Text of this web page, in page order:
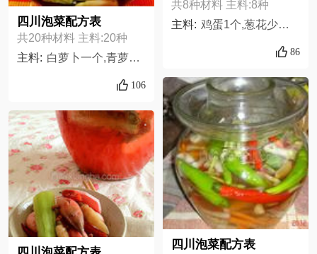
四川泡菜配方表
共20种材料 主料:20种
主料: 白萝卜一个,青萝卜一个,红皮萝卜一个,卷心菜适量,洋葱适量,红辣椒适量,长豇豆适量,嫩姜适量,盐适量,纯净水大量,八角适量,桂皮适量,花椒适量,白酒适量,瓶装野山椒半瓶,梨一个,冰糖适量,香叶少量,姜适量,蒜适量
106
共8种材料 主料:8种
主料: 鸡蛋1个,葱花少许,白米饭1碗,生抽少许,腊肠适量,花生油少许,老干妈适量,炸莱丝适量,
86
四川泡菜配方表